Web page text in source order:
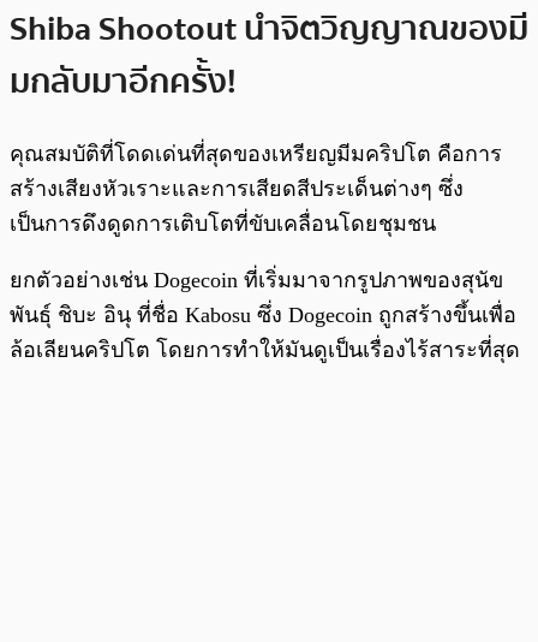
Shiba Shootout นำจิตวิญญาณของมี
มกลับมาอีกครั้ง!
คุณสมบัติที่โดดเด่นที่สุดของเหรียญมีมคริปโต คือการ
สร้างเสียงหัวเราะและการเสียดสีประเด็นต่างๆ ซึ่ง
เป็นการดึงดูดการเติบโตที่ขับเคลื่อนโดยชุมชน
ยกตัวอย่างเช่น Dogecoin ที่เริ่มมาจากรูปภาพของสุนัข
พันธุ์ ชิบะ อินุ ที่ชื่อ Kabosu ซึ่ง Dogecoin ถูกสร้างขึ้นเพื่อ
ล้อเลียนคริปโต โดยการทำให้มันดูเป็นเรื่องไร้สาระที่สุด